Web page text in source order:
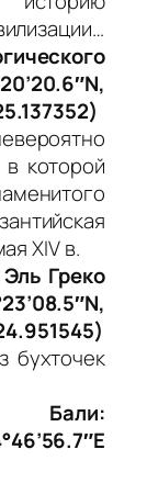
которой
XIV в.
Греко
бухточек
Бали: